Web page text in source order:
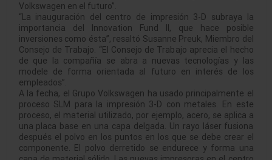
Volkswagen en el futuro”.
“La inauguración del centro de impresión 3-D subraya la
importancia del Innovation Fund II, que hace posible
inversiones como ésta”, resaltó Susanne Preuk, Miembro del
Consejo de Trabajo. “El Consejo de Trabajo aprecia el hecho
de que la compañía se abra a nuevas tecnologías y las
modele de forma orientada al futuro en interés de los
empleados”.
A la fecha, el Grupo Volkswagen ha usado principalmente el
proceso SLM para la impresión 3-D con metales. En este
proceso, el material utilizado, por ejemplo, acero, se aplica a
una placa base en una capa delgada. Un rayo láser fusiona
después el polvo en los puntos en los que se debe crear el
componente. El polvo derretido se endurece y forma una